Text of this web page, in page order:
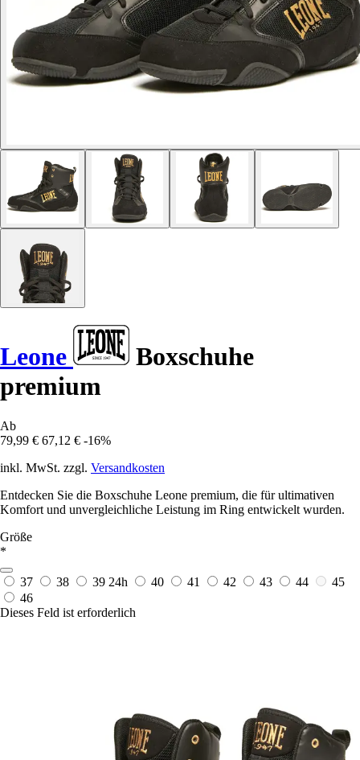
Leone
Boxschuhe
premium
Ab
79,99 € 67,12 € -16%
inkl. MwSt. zzgl. Versandkosten
Entdecken Sie die Boxschuhe Leone premium, die für ultimativen
Komfort und unvergleichliche Leistung im Ring entwickelt wurden.
Größe
*
37 38 39 24h 40 41 42 43 44
45
46
Dieses Feld ist erforderlich